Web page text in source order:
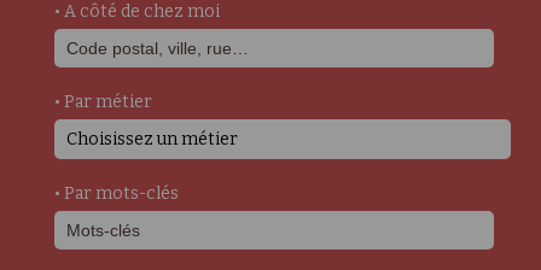
• A côté de chez moi
• Par métier
Choisissez un métier
• Par mots-clés